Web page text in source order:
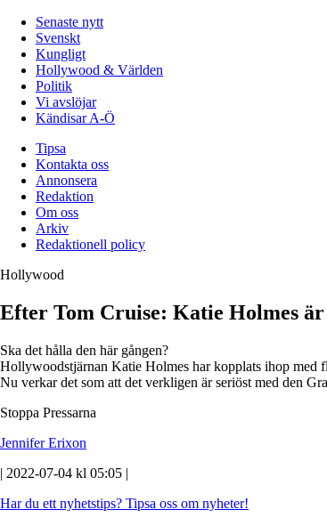
Senaste nytt
Svenskt
Kungligt
Hollywood & Världen
Politik
Vi avslöjar
Kändisar A-Ö
Tipsa
Kontakta oss
Annonsera
Redaktion
Om oss
Arkiv
Redaktionell policy
Hollywood
Efter Tom Cruise: Katie Holmes
Ska det hålla den här gången?
Hollywoodstjärnan Katie Holmes har kopplats ihop med
Nu verkar det som att det verkligen är seriöst med den
Stoppa Pressarna
Jennifer Erixon
| 2022-07-04 kl 05:05 |
Har du ett nyhetstips? Tipsa oss om nyheter!